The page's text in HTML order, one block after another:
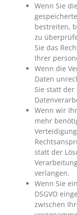
Wenn Sie
bestreiten,
zu
Sie das
Ihrer
Wenn die
Daten
Sie statt
Wenn wir
mehr
statt der
verlangen.
Wenn Sie
DSGVO
zwischen